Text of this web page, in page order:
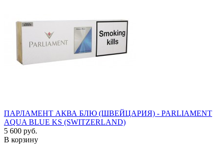
ПАРЛАМЕНТ АКВА БЛЮ (ШВЕЙЦАРИЯ) - PARLIAMENT
AQUA BLUE KS (SWITZERLAND)
5 600 руб.
В корзину